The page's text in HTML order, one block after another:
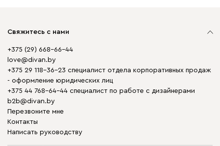
Свяжитесь с нами
+375 (29) 668-66-44
love@divan.by
+375 29 118-36-23 специалист отдела корпоративных продаж
- оформление юридических лиц
+375 44 768-64-44 специалист по работе с дизайнерами
b2b@divan.by
Перезвоните мне
Контакты
Написать руководству